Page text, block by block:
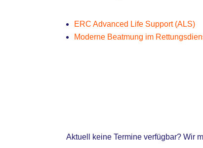
ERC Advanced Life Support (ALS)
Moderne Beatmung im
Aktuell keine Termine verfügbar? Wir